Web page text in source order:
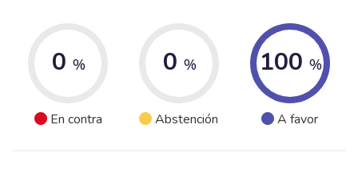
0 %
En contra
0 %
Abstención
100 %
A favor